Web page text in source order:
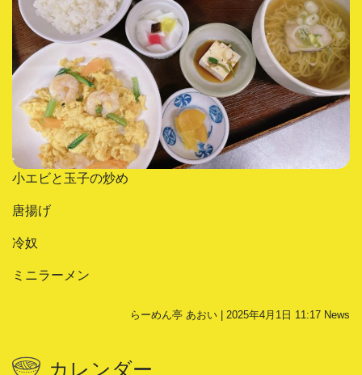
小エビと玉子の炒め
唐揚げ
冷奴
ミニラーメン
らーめん亭 あおい | 2025年4月1日 11:17 News
カレンダー